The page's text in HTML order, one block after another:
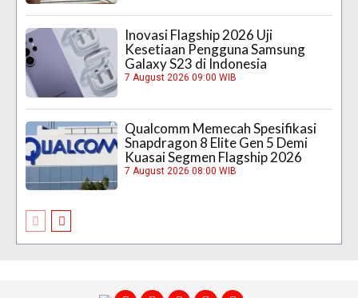
Inovasi Flagship 2026 Uji
Kesetiaan Pengguna Samsung
Galaxy S23 di Indonesia
7 August 2026 09:00 WIB
Qualcomm Memecah Spesifikasi
Snapdragon 8 Elite Gen 5 Demi
Kuasai Segmen Flagship 2026
7 August 2026 08:00 WIB